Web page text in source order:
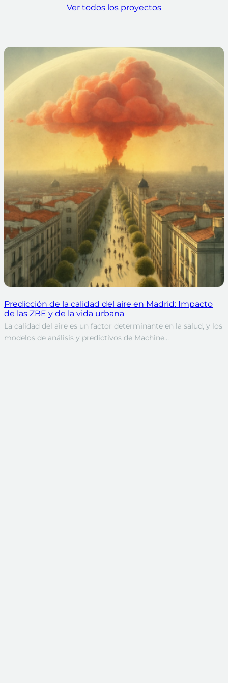
Ver todos los proyectos
Predicción de la calidad del aire en Madrid: Impacto
de las ZBE y de la vida urbana
La calidad del aire es un factor determinante en la salud, y los
modelos de análisis y predictivos de Machine…